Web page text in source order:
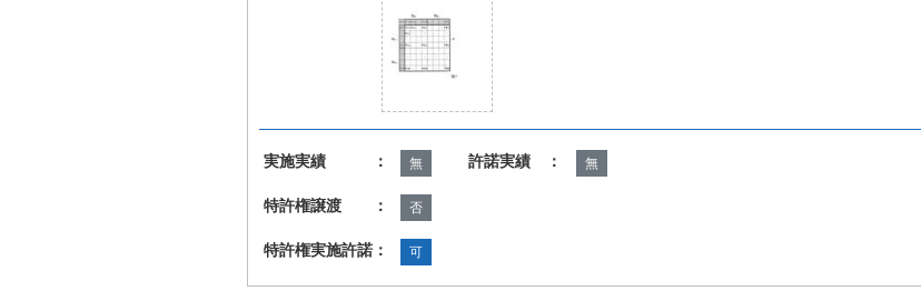
実施実績 ： 無 許諾実績 ： 無
特許権譲渡 ： 否
特許権実施許諾： 可